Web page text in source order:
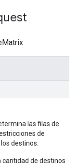
las filas de
de
destinos:
cantidad de destinos